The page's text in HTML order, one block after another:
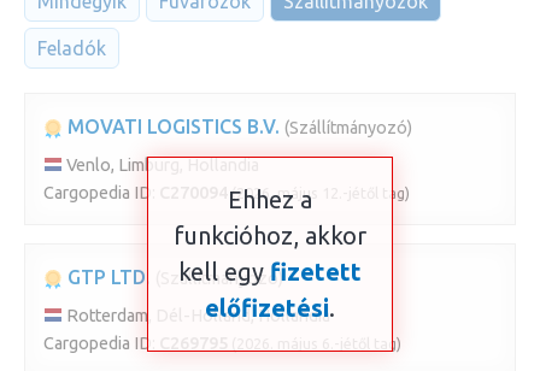
Feladók
MOVATI LOGISTICS B.V. (Szállítmányozó)
Venlo, Limburg, Hollandia
Cargopedia ID:
(2026. május 12.-jétől tag)
GTP LTD.
(Szállítmányozó)
Rotterdam, Dél-Holland, Hollandia
Cargopedia ID:
(2026. május 6.-jétől tag)
Ehhez a
funkcióhoz, akkor
kell egy fizetett
előfizetési.